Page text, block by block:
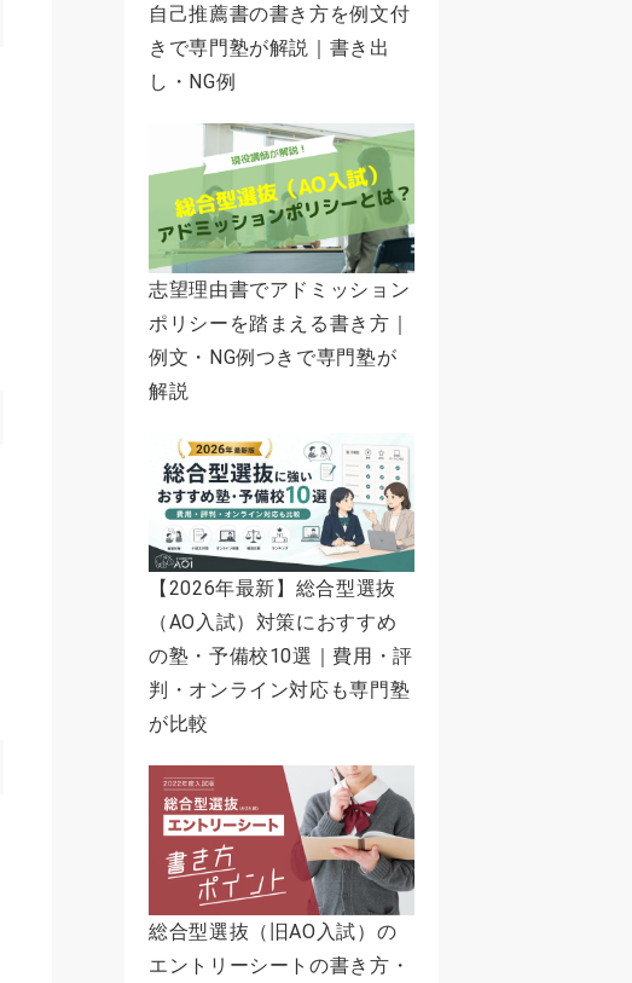
自己推薦書の書き方を例文付
きで専門塾が解説｜書き出
し・NG例
志望理由書でアドミッション
ポリシーを踏まえる書き方｜
例文・NG例つきで専門塾が
解説
【2026年最新】総合型選抜
（AO入試）対策におすすめ
の塾・予備校10選｜費用・評
判・オンライン対応も専門塾
が比較
総合型選抜（旧AO入試）の
エントリーシートの書き方・